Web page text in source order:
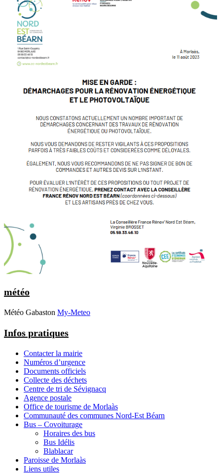
météo
Météo Gabaston My-Meteo
Infos pratiques
Contacter la mairie
Numéros d’urgence
Documents officiels
Collecte des déchets
Centre de tri de Sévignacq
Agence postale
Office de tourisme de Morlaàs
Communauté des communes Nord-Est Béarn
Bus – Covoiturage
Horaires des bus
Bus Idélis
Blablacar
Paroisse de Morlaàs
Liens utiles